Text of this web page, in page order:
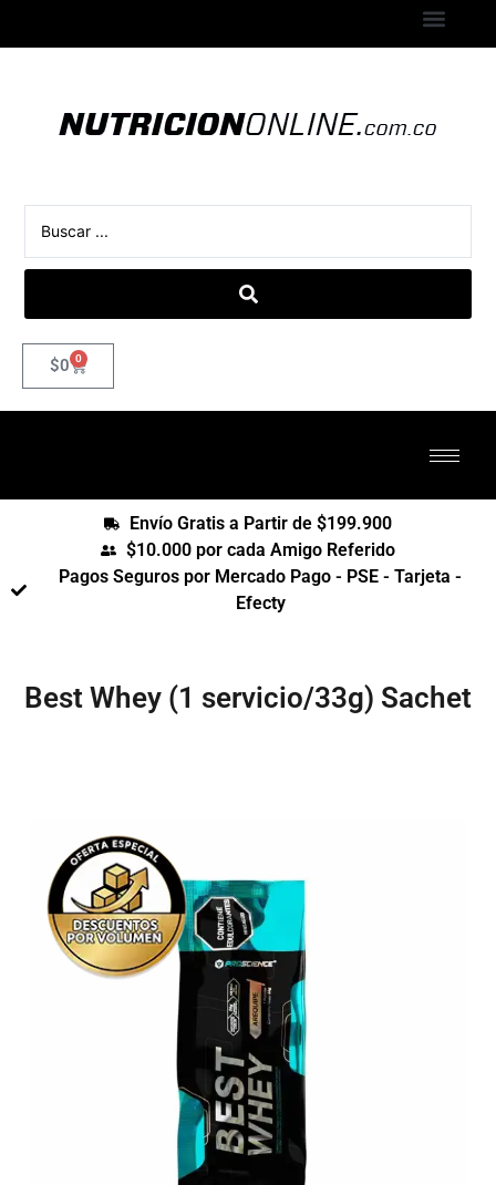
$0 0
Envío Gratis a Partir de $199.900
$10.000 por cada Amigo Referido
Pagos Seguros por Mercado Pago - PSE - Tarjeta -
Efecty
Best Whey (1 servicio/33g) Sachet